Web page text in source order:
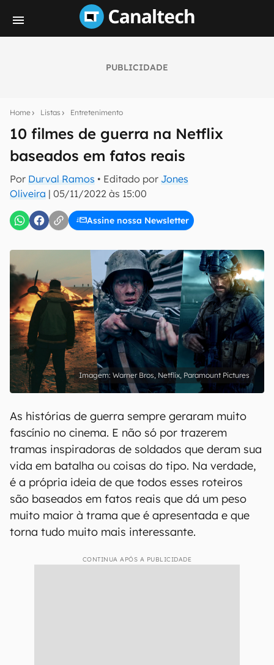
PUBLICIDADE
Home Listas Entretenimento
10 filmes de guerra na Netflix
baseados em fatos reais
Por Durval Ramos • Editado por Jones
Oliveira | 05/11/2022 às 15:00
Assine nossa Newsletter
notícias e reviews sobre tecnologia em primeira
mão.
E-mail
Uso e Política de Privacidade do Canaltech.
Warner Bros, Netflix, Paramount Pictures
As histórias de guerra sempre geraram muito
fascínio no cinema. E não só por trazerem
tramas inspiradoras de soldados que deram sua
vida em batalha ou coisas do tipo. Na verdade,
é a própria ideia de que todos esses roteiros
são baseados em fatos reais que dá um peso
muito maior à trama que é apresentada e que
torna tudo muito mais interessante.
CONTINUA APÓS A PUBLICIDADE